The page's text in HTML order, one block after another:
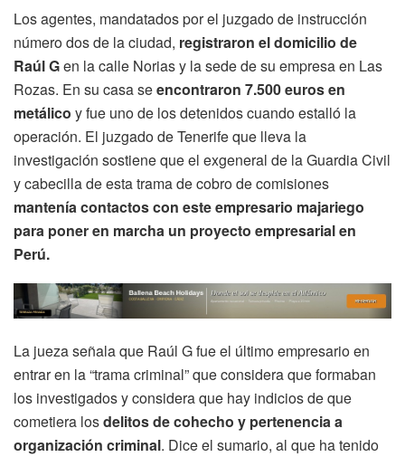
Los agentes, mandatados por el juzgado de instrucción
número dos de la ciudad, registraron el domicilio de
Raúl Gen la calle Norias y la sede de su empresa en Las
Rozas. En su casa seencontraron 7.500 euros en
metálico y fue uno de los detenidos cuando estalló la
operación. El juzgado de Tenerife que lleva la
investigación sostiene que el exgeneral de la Guardia Civil
y cabecilla de esta trama de cobro de comisiones
mantenía contactos con este empresario majariego
para poner en marcha un proyecto empresarial en
Perú.
La jueza señala que Raúl G fue el último empresario en
entrar en la “trama criminal” que considera que formaban
los investigados y considera que hay indicios de que
cometiera losdelitos de cohecho y pertenencia a
organización criminal. Dice el sumario, al que ha tenido